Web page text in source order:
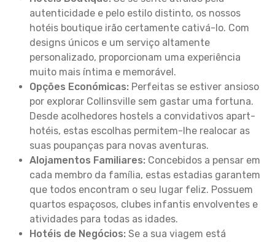
autenticidade e pelo estilo distinto, os nossos
hotéis boutique irão certamente cativá-lo. Com
designs únicos e um serviço altamente
personalizado, proporcionam uma experiência
muito mais íntima e memorável.
Opções Económicas: Perfeitas se estiver ansioso
por explorar Collinsville sem gastar uma fortuna.
Desde acolhedores hostels a convidativos apart-
hotéis, estas escolhas permitem-lhe realocar as
suas poupanças para novas aventuras.
Alojamentos Familiares: Concebidos a pensar em
cada membro da família, estas estadias garantem
que todos encontram o seu lugar feliz. Possuem
quartos espaçosos, clubes infantis envolventes e
atividades para todas as idades.
Hotéis de Negócios: Se a sua viagem está